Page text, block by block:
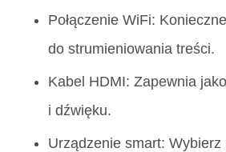
Połączenie WiFi: Konieczne
do strumieniowania treści.
Kabel HDMI: Zapewnia
i dźwięku.
Urządzenie smart: